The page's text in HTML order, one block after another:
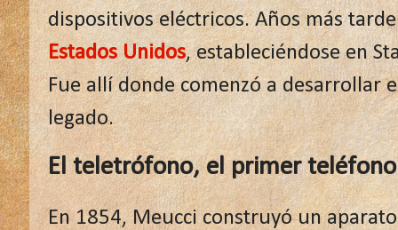
dispositivos eléctricos. Años más
Estados Unidos, estableciéndose en
Fue allí donde comenzó a desarrollar
legado.
El teletrófono, el primer
En 1854, Meucci construyó un